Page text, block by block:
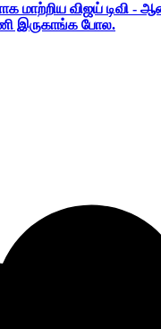
மாற்றிய விஜய் டிவி -
இருகாங்க போல.